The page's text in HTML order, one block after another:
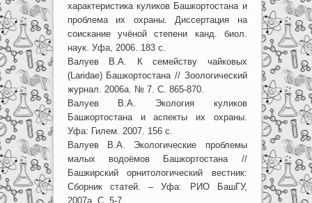
характеристика куликов Башкортостана и
проблема их охраны. Диссертация на
соискание учёной степени канд. биол.
наук. Уфа, 2006. 183 с.
Валуев В.А. К семейству чайковых
(Laridae) Башкортостана // Зоологический
журнал. 2006а. № 7. С. 865-870.
Валуев В.А. Экология куликов
Башкортостана и аспекты их охраны.
Уфа: Гилем. 2007. 156 с.
Валуев В.А. Экологические проблемы
малых водоёмов Башкортостана //
Башкирский орнитологический вестник:
Сборник статей. – Уфа: РИО БашГУ,
2007а. С. 5-7.